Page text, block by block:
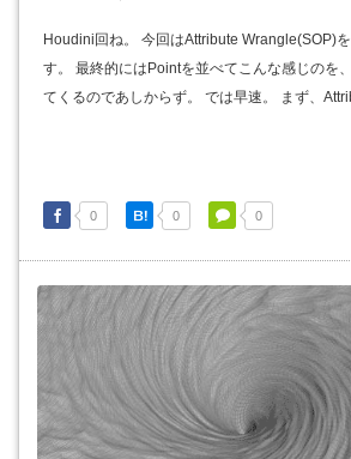
Houdini回ね。 今回はAttribute Wrangle(SOP)
す。 最終的にはPointを並べてこんな感じのを
てくるのであしからず。 では早速。 まず、
0 0 0